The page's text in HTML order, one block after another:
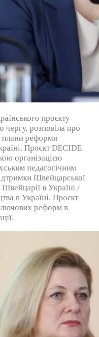
проєкту
розповіла про
плани реформи
Проєкт DECIDE
організацією
педагогічним
Швейцарської
в Україні /
в Україні. Проєкт
реформ в